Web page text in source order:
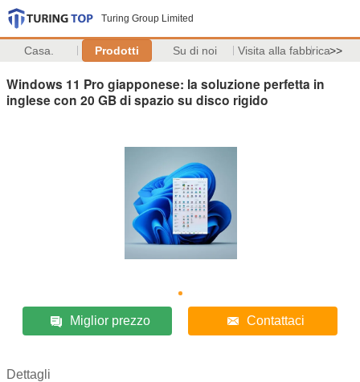
Turing Group Limited
Casa. Prodotti Su di noi Visita alla fabbrica>>
Windows 11 Pro giapponese: la soluzione perfetta in
inglese con 20 GB di spazio su disco rigido
Miglior prezzo Contattaci
Dettagli